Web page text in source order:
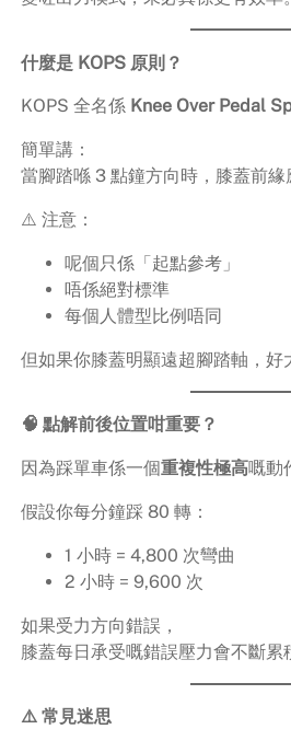
什麼是 KOPS 原則？
KOPS 全名係 Knee Over Pedal
簡單講：
當腳踏喺 3 點鐘方向時，膝蓋前緣
⚠️ 注意：
呢個只係「起點參考」
唔係絕對標準
每個人體型比例唔同
但如果你膝蓋明顯遠超腳踏軸，好
🧠 點解前後位置咁重要？
因為踩單車係一個重複性極高嘅動
假設你每分鐘踩 80 轉：
1 小時 = 4,800 次彎曲
2 小時 = 9,600 次
如果受力方向錯誤，
膝蓋每日承受嘅錯誤壓力會不斷累
⚠️ 常見迷思